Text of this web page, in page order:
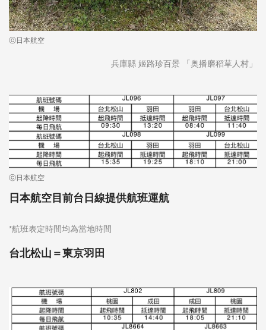
ⓒ日本航空
兵庫縣 姬路珍百景 「奥播磨稻草人村」
ⓒ日本航空
日本航空目前台日線提供航班運航
*航班表定時間均為當地時間
台北松山＝東京羽田